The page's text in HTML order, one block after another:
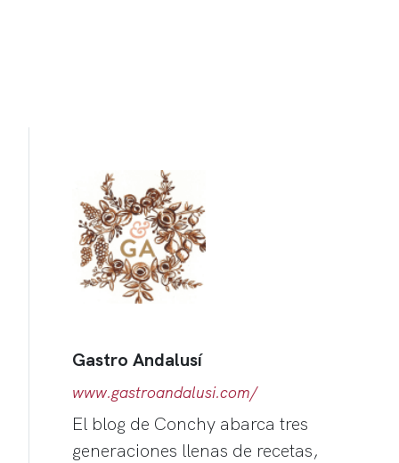
Gastro Andalusí
www.gastroandalusi.com/
El blog de Conchy abarca tres
generaciones llenas de recetas,